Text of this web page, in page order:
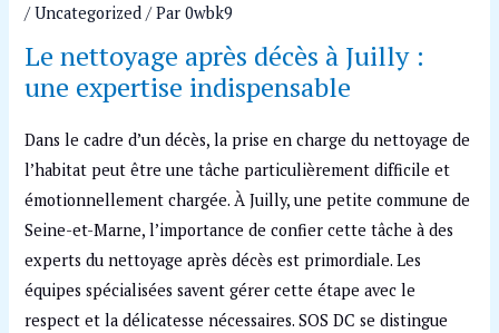
/Uncategorized / Par0wbk9
Le nettoyage après décès à Juilly :
une expertise indispensable
Dans le cadre d’un décès, la prise en charge du nettoyage de
l’habitat peut être une tâche particulièrement difficile et
émotionnellement chargée. À Juilly, une petite commune de
Seine-et-Marne, l’importance de confier cette tâche à des
experts du nettoyage après décès est primordiale. Les
équipes spécialisées savent gérer cette étape avec le
respect et la délicatesse nécessaires. SOS DC se distingue